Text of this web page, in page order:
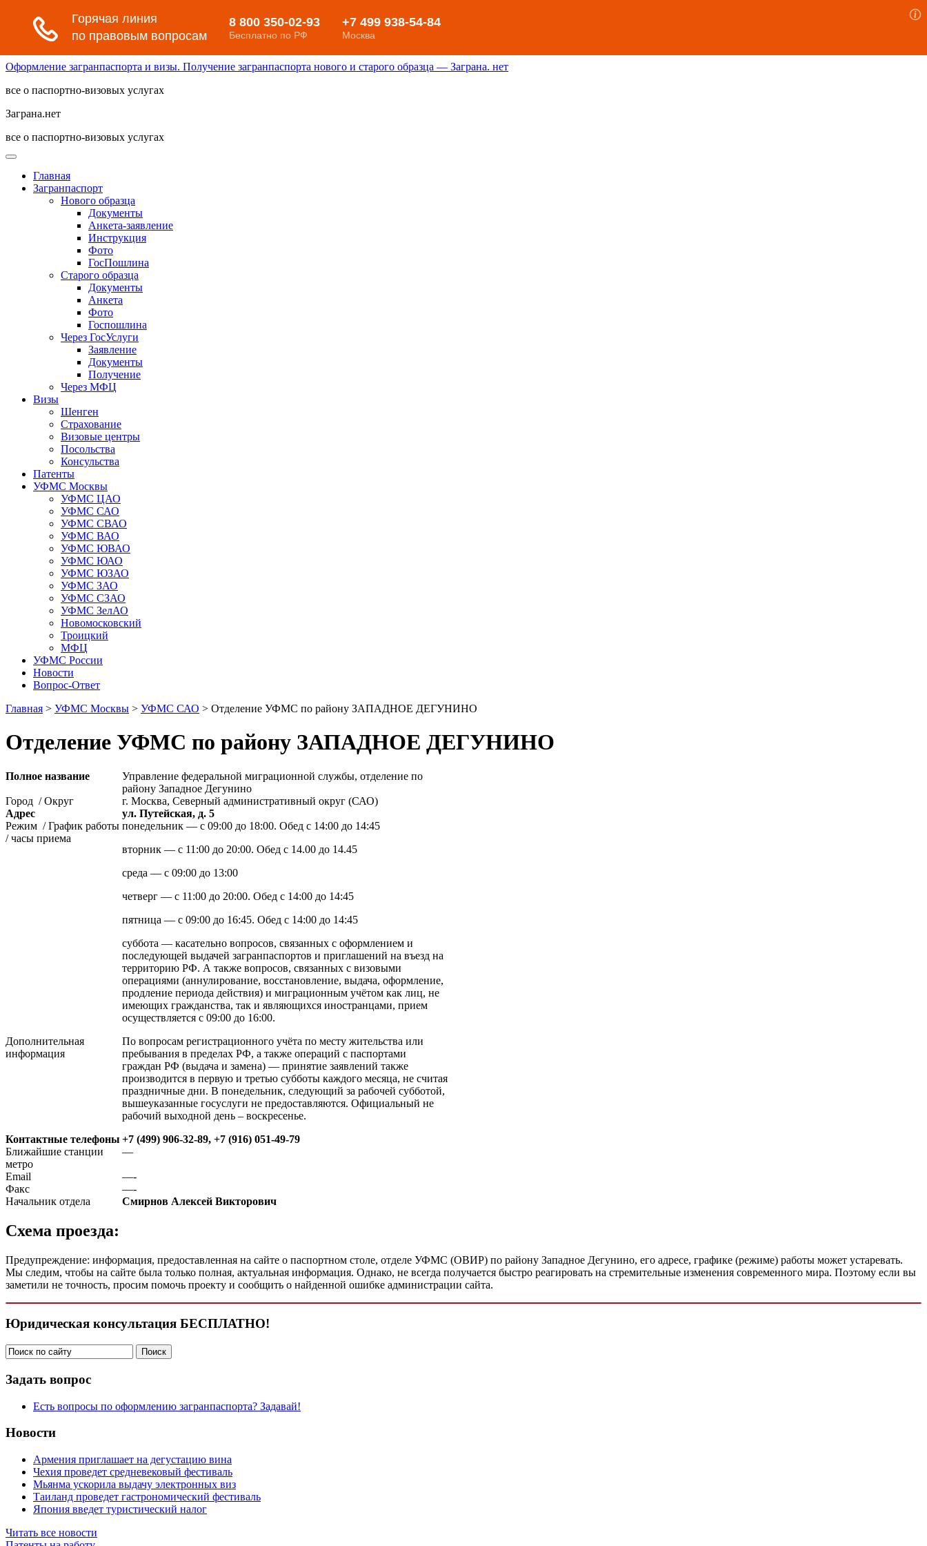
Оформление загранпаспорта и визы. Получение загранпаспорта нового и старого образца — Заграна. нет
все о паспортно-визовых услугах
Заграна.нет
все о паспортно-визовых услугах
Главная
Загранпаспорт
Нового образца
Документы
Анкета-заявление
Инструкция
Фото
ГосПошлина
Старого образца
Документы
Анкета
Фото
Госпошлина
Через ГосУслуги
Заявление
Документы
Получение
Через МФЦ
Визы
Шенген
Страхование
Визовые центры
Посольства
Консульства
Патенты
УФМС Москвы
УФМС ЦАО
УФМС САО
УФМС СВАО
УФМС ВАО
УФМС ЮВАО
УФМС ЮАО
УФМС ЮЗАО
УФМС ЗАО
УФМС СЗАО
УФМС ЗелАО
Новомосковский
Троицкий
МФЦ
УФМС России
Новости
Вопрос-Ответ
Главная > УФМС Москвы > УФМС САО > Отделение УФМС по району ЗАПАДНОЕ ДЕГУНИНО
Отделение УФМС по району ЗАПАДНОЕ ДЕГУНИНО
Полное название
Управление федеральной миграционной службы, отделение по
району Западное Дегунино
Город / Округ
г. Москва, Северный административный округ (САО)
Адрес
ул. Путейская, д. 5
Режим / График работы
/ часы приема
понедельник — с 09:00 до 18:00. Обед с 14:00 до 14:45
вторник — с 11:00 до 20:00. Обед с 14.00 до 14.45
среда — с 09:00 до 13:00
четверг — с 11:00 до 20:00. Обед с 14:00 до 14:45
пятница — с 09:00 до 16:45. Обед с 14:00 до 14:45
суббота — касательно вопросов, связанных с оформлением и
последующей выдачей загранпаспортов и приглашений на въезд на
территорию РФ. А также вопросов, связанных с визовыми
операциями (аннулирование, восстановление, выдача, оформление,
продление периода действия) и миграционным учётом как лиц, не
имеющих гражданства, так и являющихся иностранцами, прием
осуществляется с 09:00 до 16:00.
Дополнительная
информация
По вопросам регистрационного учёта по месту жительства или
пребывания в пределах РФ, а также операций с паспортами
граждан РФ (выдача и замена) — принятие заявлений также
производится в первую и третью субботы каждого месяца, не считая
праздничные дни. В понедельник, следующий за рабочей субботой,
вышеуказанные госуслуги не предоставляются. Официальный не
рабочий выходной день – воскресенье.
Контактные телефоны +7 (499) 906-32-89, +7 (916) 051-49-79
Ближайшие станции
метро
—
Email
—-
Факс
—-
Начальник отдела
Смирнов Алексей Викторович
Схема проезда:
Предупреждение: информация, предоставленная на сайте о паспортном столе, отделе УФМС (ОВИР) по району Западное Дегунино, его адресе, графике (режиме) работы может устаревать.
Мы следим, чтобы на сайте была только полная, актуальная информация. Однако, не всегда получается быстро реагировать на стремительные изменения современного мира. Поэтому если вы
заметили не точность, просим помочь проекту и сообщить о найденной ошибке администрации сайта.
Юридическая консультация БЕСПЛАТНО!
Задать вопрос
Есть вопросы по оформлению загранпаспорта? Задавай!
Новости
Армения приглашает на дегустацию вина
Чехия проведет средневековый фестиваль
Мьянма ускорила выдачу электронных виз
Таиланд проведет гастрономический фестиваль
Япония введет туристический налог
Читать все новости